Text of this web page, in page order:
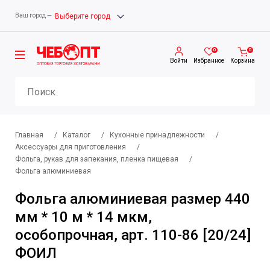
Ваш город — Выберите город
Войти
0
Избранное
0
Корзина
Главная / Каталог / Кухонные принадлежности
/
Аксессуары для приготовления
/
Фольга, рукав для запекания, пленка пищевая
/
Фольга алюминиевая
Фольга алюминиевая размер 440
мм * 10 м * 14 мкм,
особопрочная, арт. 110-86 [20/24]
ФОИЛ